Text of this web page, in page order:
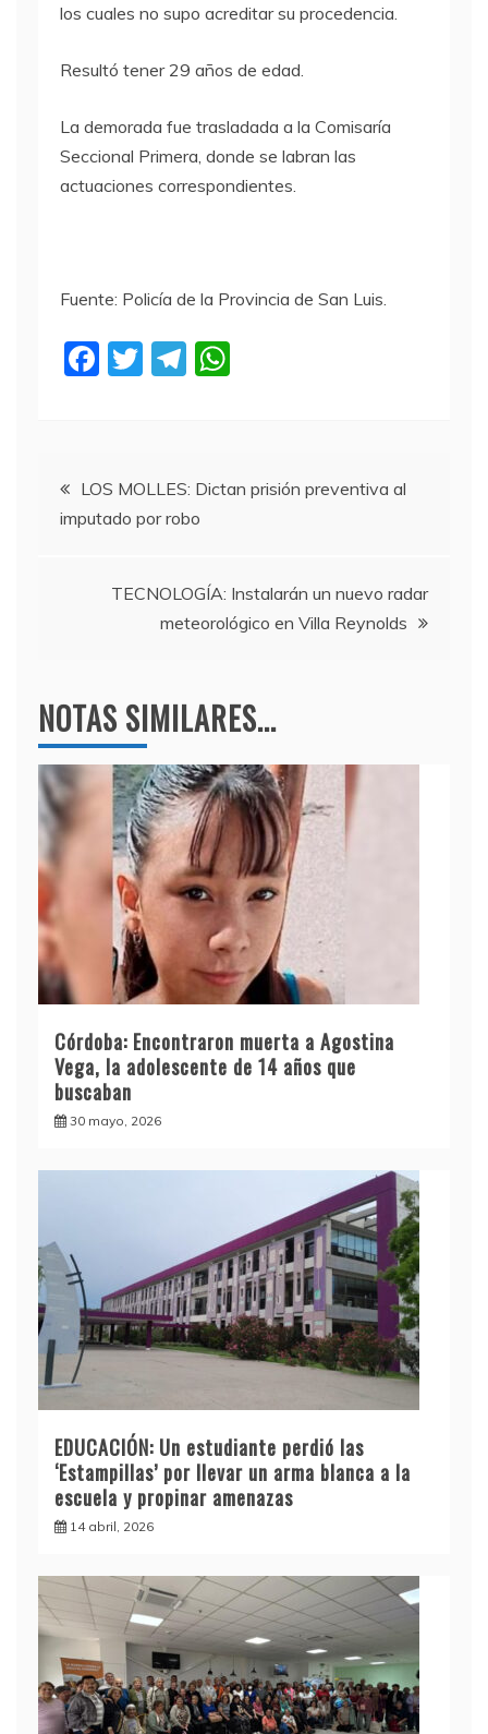
los cuales no supo acreditar su procedencia.
Resultó tener 29 años de edad.
La demorada fue trasladada a la Comisaría
Seccional Primera, donde se labran las
actuaciones correspondientes.
Fuente: Policía de la Provincia de San Luis.
F
b
o
k
T
T
a
m
A
Navegación
de
entradas
LOS MOLLES: Dictan prisión preventiva al
imputado por robo
TECNOLOGÍA: Instalarán un nuevo radar
meteorológico en Villa Reynolds
NOTAS SIMILARES...
Córdoba: Encontraron muerta a Agostina
Vega, la adolescente de 14 años que
buscaban
30 mayo, 2026
EDUCACIÓN: Un estudiante perdió las
‘Estampillas’ por llevar un arma blanca a la
escuela y propinar amenazas
14 abril, 2026